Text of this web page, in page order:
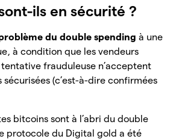
ils en sécurité ?
du double spending à une
à condition que les vendeurs
frauduleuse n’acceptent
(c’est-à-dire confirmées
bitcoins sont à l’abri du double
protocole du Digital gold a été